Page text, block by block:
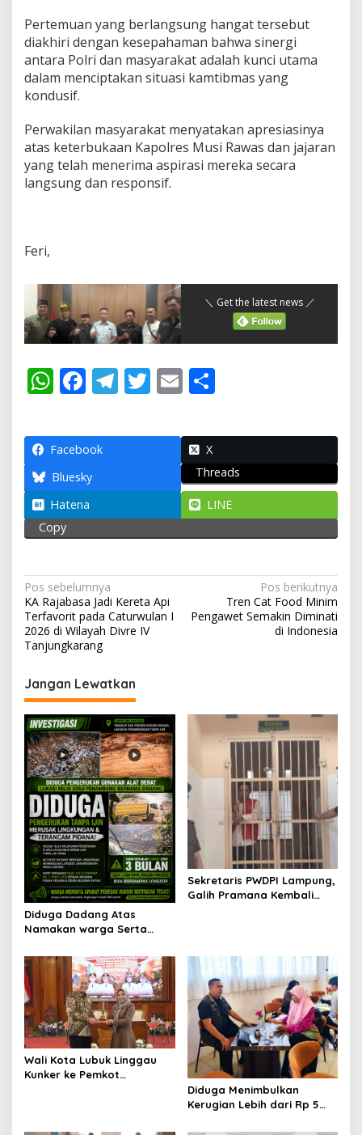
Pertemuan yang berlangsung hangat tersebut
diakhiri dengan kesepahaman bahwa sinergi
antara Polri dan masyarakat adalah kunci utama
dalam menciptakan situasi kamtibmas yang
kondusif.
Perwakilan masyarakat menyatakan apresiasinya
atas keterbukaan Kapolres Musi Rawas dan jajaran
yang telah menerima aspirasi mereka secara
langsung dan responsif.
Feri,
＼ Get the latest news ／
W
h
at
s
A
p
p
F
ac
e
b
o
o
k
T
el
e
a
m
T
w
itt
E
m
ai
l
ar
e
Facebook
X
Bluesky
Threads
Hatena
LINE
Copy
N
a
v
i
g
a
s
i
p
o
s
Pos sebelumnya
KA Rajabasa Jadi Kereta Api
Terfavorit pada Caturwulan I
2026 di Wilayah Divre IV
Tanjungkarang
Pos berikutnya
Tren Cat Food Minim
Pengawet Semakin Diminati
di Indonesia
Jangan Lewatkan
Diduga Dadang Atas
Namakan warga Serta
Tanah Urug Banyak yang
Dijual dan Tidak Ada Ijin
Sekretaris PWDPI Lampung,
Galih Pramana Kembali
Wali Kota Lubuk Linggau
Kunker ke Pemkot
Diduga Menimbulkan
Kerugian Lebih dari Rp 5